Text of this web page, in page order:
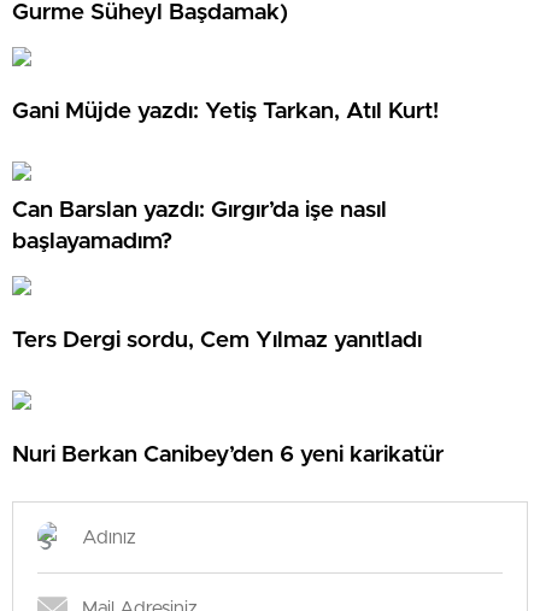
Gurme Süheyl Başdamak)
Gani Müjde yazdı: Yetiş Tarkan, Atıl Kurt!
Can Barslan yazdı: Gırgır’da işe nasıl
başlayamadım?
Ters Dergi sordu, Cem Yılmaz yanıtladı
Nuri Berkan Canibey’den 6 yeni karikatür